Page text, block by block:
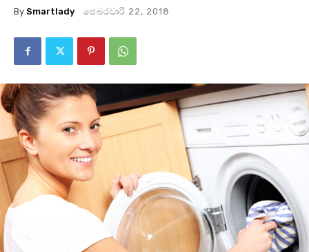
By Smartlady පෙබරවාරි 22, 2018